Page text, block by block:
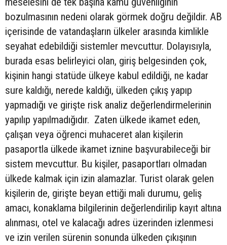
bozulmasının nedeni olarak görmek doğru değildir. AB
içerisinde de vatandaşların ülkeler arasında kimlikle
seyahat edebildiği sistemler mevcuttur. Dolayısıyla,
burada esas belirleyici olan, giriş belgesinden çok,
kişinin hangi statüde ülkeye kabul edildiği, ne kadar
sure kaldığı, nerede kaldığı, ülkeden çıkış yapıp
yapmadığı ve girişte risk analiz değerlendirmelerinin
yapılıp yapılmadığıdır. Zaten ülkede ikamet eden,
çalışan veya öğrenci muhaceret alan kişilerin
pasaportla ülkede ikamet iznine başvurabileceği bir
sistem mevcuttur. Bu kişiler, pasaportları olmadan
ülkede kalmak için izin alamazlar. Turist olarak gelen
kişilerin de, girişte beyan ettiği mali durumu, geliş
amacı, konaklama bilgilerinin değerlendirilip kayıt altına
alınması, otel ve kalacağı adres üzerinden izlenmesi
ve izin verilen sürenin sonunda ülkeden çıkışının